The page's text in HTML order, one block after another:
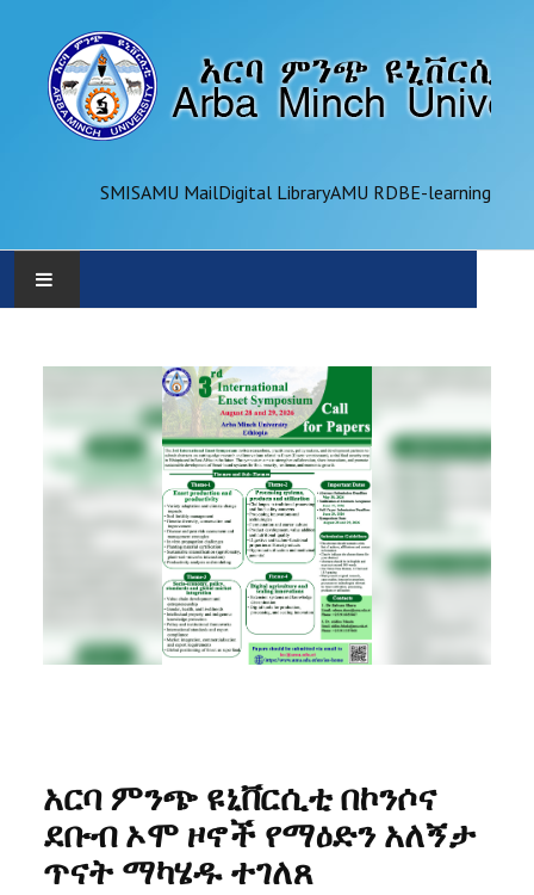
SMISAMU MailDigital LibraryAMU RDBE-learning
ADMINISTRATION
OFFICES
REGISTRAR
PARTNERSHIP
አርባ ምንጭ ዩኒቨርሲቲ በኮንሶና
ደቡብ ኦሞ ዞኖች የማዕድን አለኝታ
ጥናት ማካሄዱ ተገለጸ